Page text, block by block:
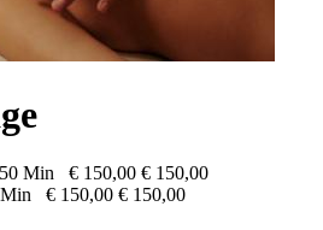
Min € 150,00 € 150,00
€ 150,00 € 150,00